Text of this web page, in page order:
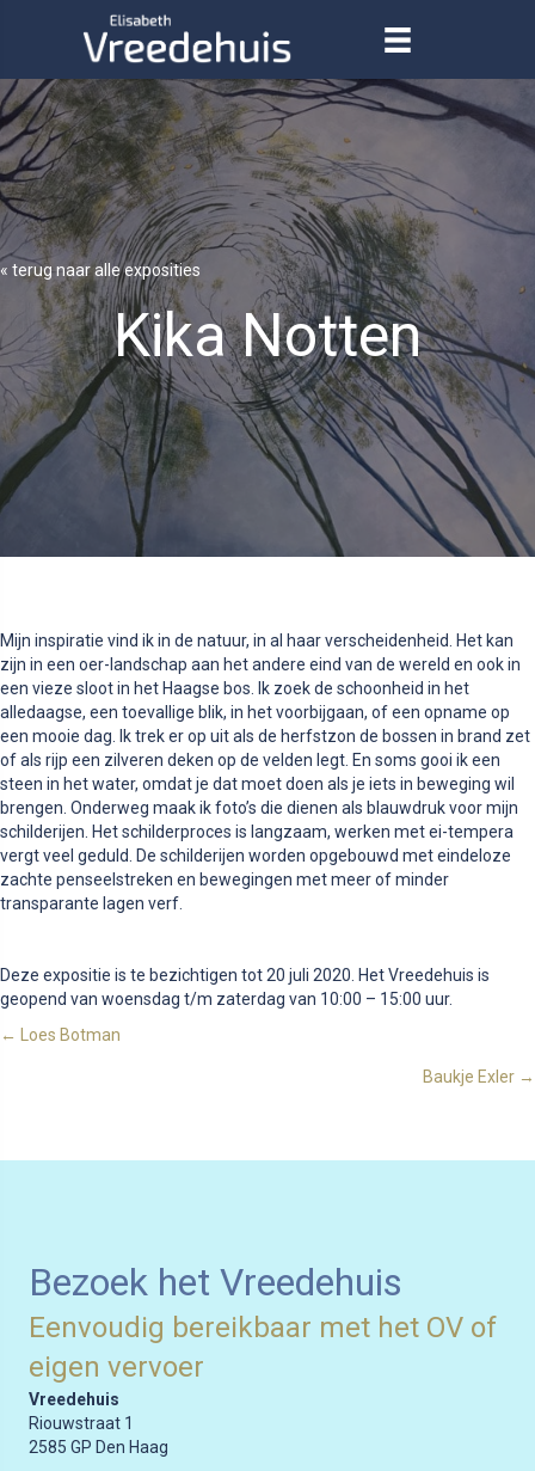
« terug naar alle exposities
Kika Notten
Mijn inspiratie vind ik in de natuur, in al haar verscheidenheid. Het kan
zijn in een oer-landschap aan het andere eind van de wereld en ook in
een vieze sloot in het Haagse bos. Ik zoek de schoonheid in het
alledaagse, een toevallige blik, in het voorbijgaan, of een opname op
een mooie dag. Ik trek er op uit als de herfstzon de bossen in brand zet
of als rijp een zilveren deken op de velden legt. En soms gooi ik een
steen in het water, omdat je dat moet doen als je iets in beweging wil
brengen. Onderweg maak ik foto’s die dienen als blauwdruk voor mijn
schilderijen. Het schilderproces is langzaam, werken met ei-tempera
vergt veel geduld. De schilderijen worden opgebouwd met eindeloze
zachte penseelstreken en bewegingen met meer of minder
transparante lagen verf.
Deze expositie is te bezichtigen tot 20 juli 2020. Het Vreedehuis is
geopend van woensdag t/m zaterdag van 10:00 – 15:00 uur.
Posts
← Loes Botman
Baukje Exler →
Bezoek het Vreedehuis
Eenvoudig bereikbaar met het OV of
eigen vervoer
Vreedehuis
Riouwstraat 1
2585 GP Den Haag